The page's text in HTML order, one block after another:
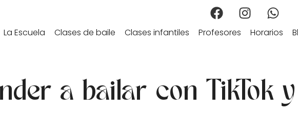
La Escuela Clases de baile Clases infantiles Profesores Horarios
a bailar con TikTok y